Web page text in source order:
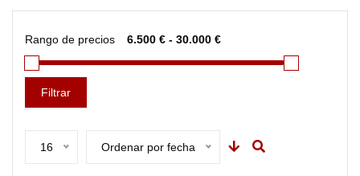
Rango de precios
Filtrar
16 Ordenar por fecha